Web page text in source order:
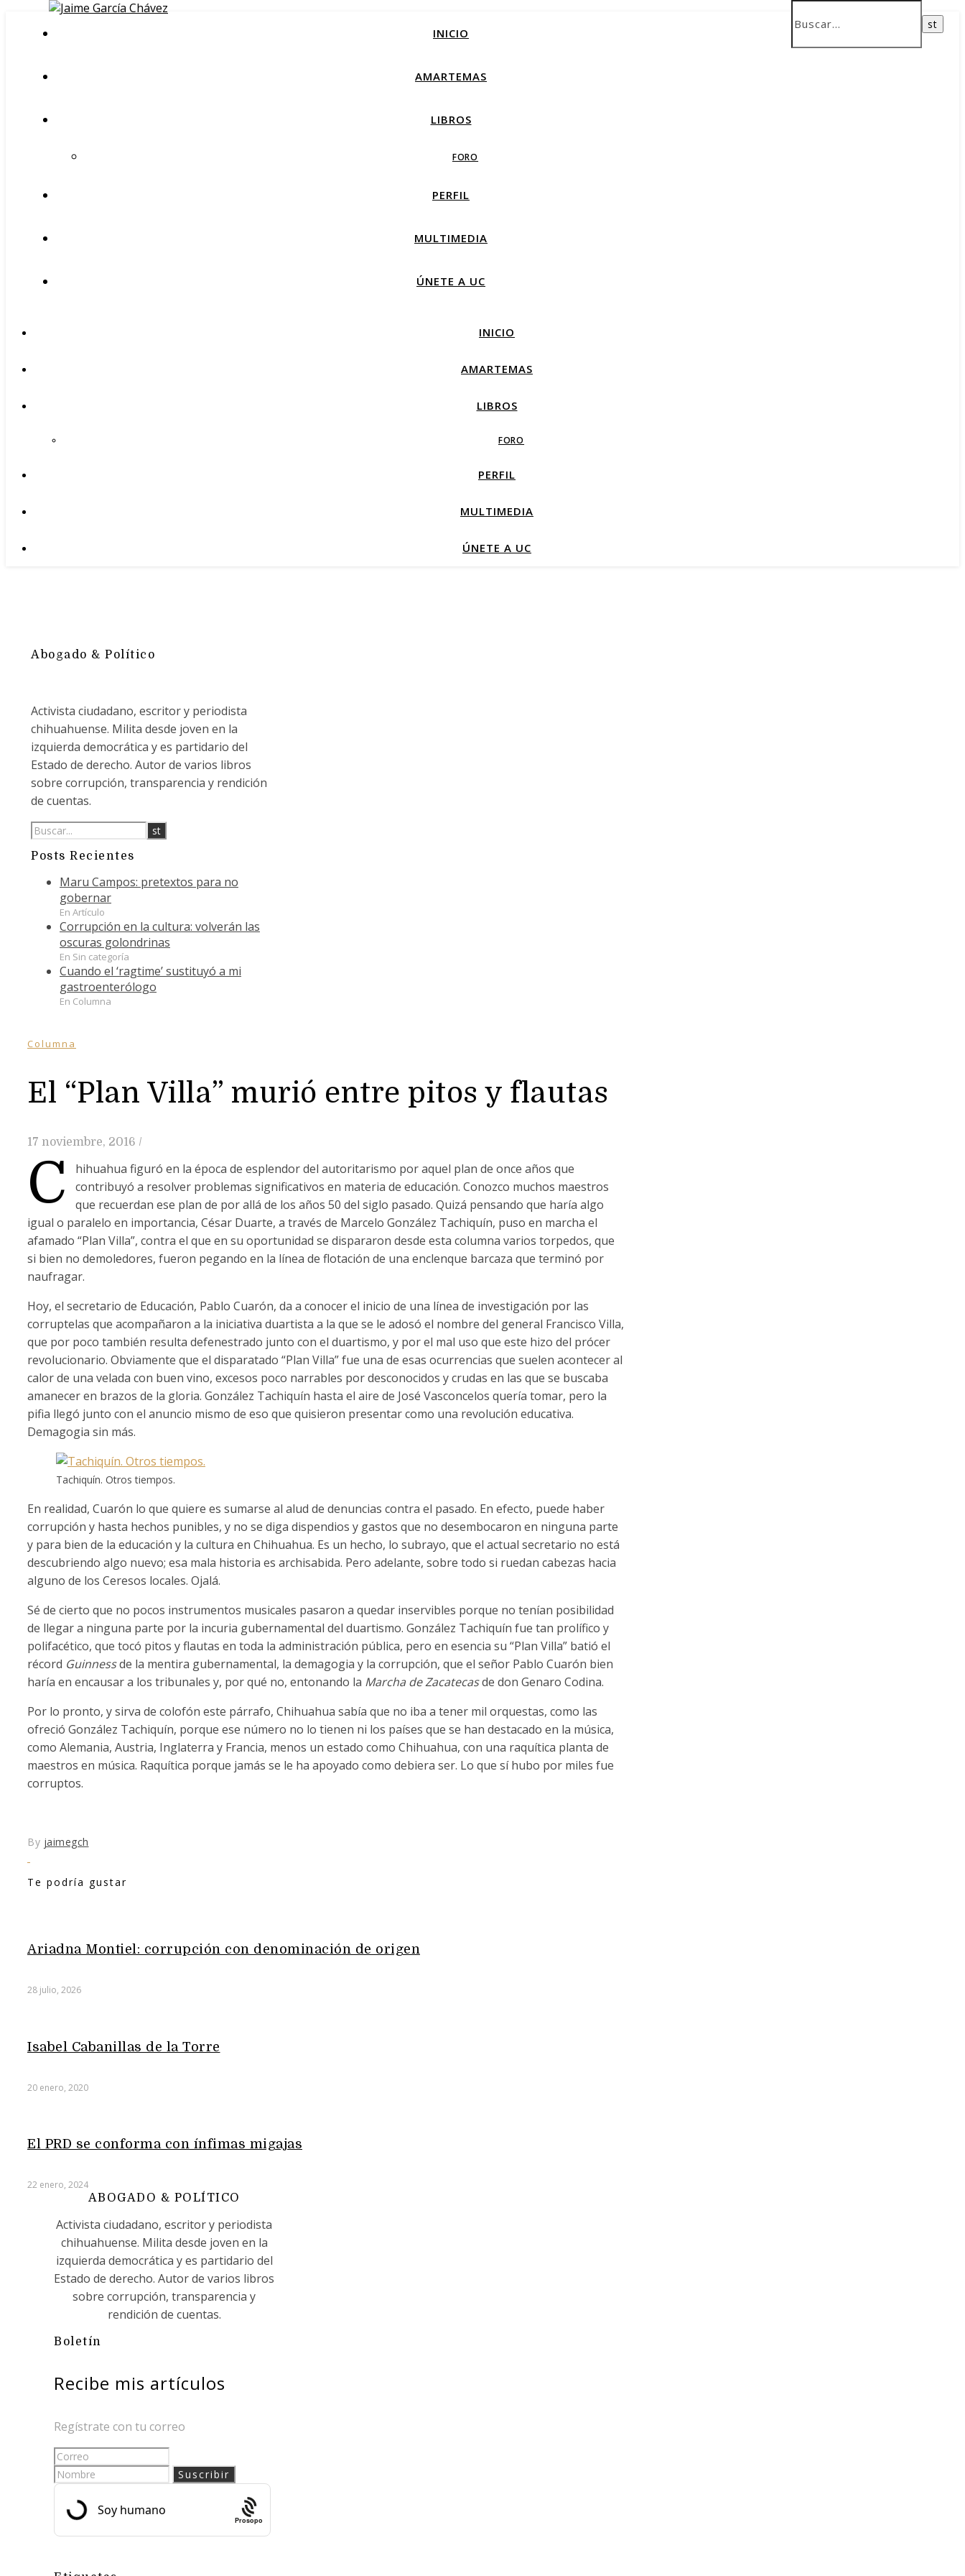
INICIO
AMARTEMAS
LIBROS
FORO
PERFIL
MULTIMEDIA
ÚNETE A UC
INICIO
AMARTEMAS
LIBROS
FORO
PERFIL
MULTIMEDIA
ÚNETE A UC
Abogado & Político
Activista ciudadano, escritor y periodista
chihuahuense. Milita desde joven en la
izquierda democrática y es partidario del
Estado de derecho. Autor de varios libros
sobre corrupción, transparencia y rendición
de cuentas.
Posts Recientes
Maru Campos: pretextos para no
gobernar
En Artículo
Corrupción en la cultura: volverán las
oscuras golondrinas
En Sin categoría
Cuando el ‘ragtime’ sustituyó a mi
gastroenterólogo
En Columna
Columna
El “Plan Villa” murió entre pitos y flautas
17 noviembre, 2016 /
C
hihuahua figuró en la época de esplendor del autoritarismo por aquel plan de once años que
contribuyó a resolver problemas significativos en materia de educación. Conozco muchos maestros
que recuerdan ese plan de por allá de los años 50 del siglo pasado. Quizá pensando que haría algo
igual o paralelo en importancia, César Duarte, a través de Marcelo González Tachiquín, puso en marcha el
afamado “Plan Villa”, contra el que en su oportunidad se dispararon desde esta columna varios torpedos, que
si bien no demoledores, fueron pegando en la línea de flotación de una enclenque barcaza que terminó por
naufragar.
Hoy, el secretario de Educación, Pablo Cuarón, da a conocer el inicio de una línea de investigación por las
corruptelas que acompañaron a la iniciativa duartista a la que se le adosó el nombre del general Francisco Villa,
que por poco también resulta defenestrado junto con el duartismo, y por el mal uso que este hizo del prócer
revolucionario. Obviamente que el disparatado “Plan Villa” fue una de esas ocurrencias que suelen acontecer al
calor de una velada con buen vino, excesos poco narrables por desconocidos y crudas en las que se buscaba
amanecer en brazos de la gloria. González Tachiquín hasta el aire de José Vasconcelos quería tomar, pero la
pifia llegó junto con el anuncio mismo de eso que quisieron presentar como una revolución educativa.
Demagogia sin más.
Tachiquín. Otros tiempos.
En realidad, Cuarón lo que quiere es sumarse al alud de denuncias contra el pasado. En efecto, puede haber
corrupción y hasta hechos punibles, y no se diga dispendios y gastos que no desembocaron en ninguna parte
y para bien de la educación y la cultura en Chihuahua. Es un hecho, lo subrayo, que el actual secretario no está
descubriendo algo nuevo; esa mala historia es archisabida. Pero adelante, sobre todo si ruedan cabezas hacia
alguno de los Ceresos locales. Ojalá.
Sé de cierto que no pocos instrumentos musicales pasaron a quedar inservibles porque no tenían posibilidad
de llegar a ninguna parte por la incuria gubernamental del duartismo. González Tachiquín fue tan prolífico y
polifacético, que tocó pitos y flautas en toda la administración pública, pero en esencia su “Plan Villa” batió el
récord Guinnessde la mentira gubernamental, la demagogia y la corrupción, que el señor Pablo Cuarón bien
haría en encausar a los tribunales y, por qué no, entonando la Marcha de Zacatecasde don Genaro Codina.
Por lo pronto, y sirva de colofón este párrafo, Chihuahua sabía que no iba a tener mil orquestas, como las
ofreció González Tachiquín, porque ese número no lo tienen ni los países que se han destacado en la música,
como Alemania, Austria, Inglaterra y Francia, menos un estado como Chihuahua, con una raquítica planta de
maestros en música. Raquítica porque jamás se le ha apoyado como debiera ser. Lo que sí hubo por miles fue
corruptos.
By jaimegch
Te podría gustar
Ariadna Montiel: corrupción con denominación de origen
28 julio, 2026
Isabel Cabanillas de la Torre
20 enero, 2020
El PRD se conforma con ínfimas migajas
22 enero, 2024
ABOGADO & POLÍTICO
Activista ciudadano, escritor y periodista
chihuahuense. Milita desde joven en la
izquierda democrática y es partidario del
Estado de derecho. Autor de varios libros
sobre corrupción, transparencia y
rendición de cuentas.
Boletín
Recibe mis artículos
Regístrate con tu correo
Prosopo